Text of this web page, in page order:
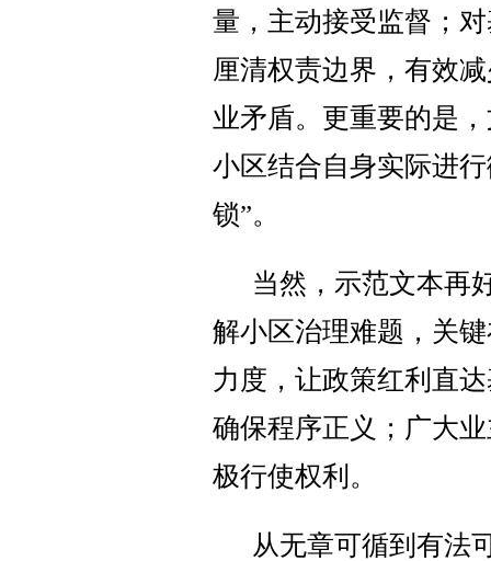
量，主动接受监督；
厘清权责边界，有效
业矛盾。更重要的是
小区结合自身实际进
锁”。
当然，示范文本再
解小区治理难题，关
力度，让政策红利直
确保程序正义；广大
极行使权利。
从无章可循到有法